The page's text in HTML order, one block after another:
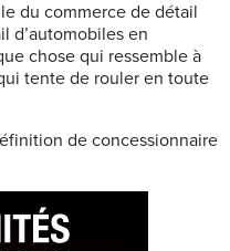
du commerce de détail
d’automobiles en
chose qui ressemble à
tente de rouler en toute
de concessionnaire